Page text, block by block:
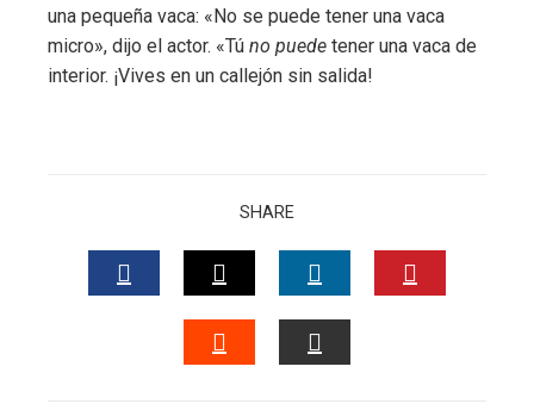
una pequeña vaca: «No se puede tener una vaca
micro», dijo el actor. «Tú no puede tener una vaca de
interior. ¡Vives en un callejón sin salida!
SHARE
FACEBOOKTWITTERLINKEDIN